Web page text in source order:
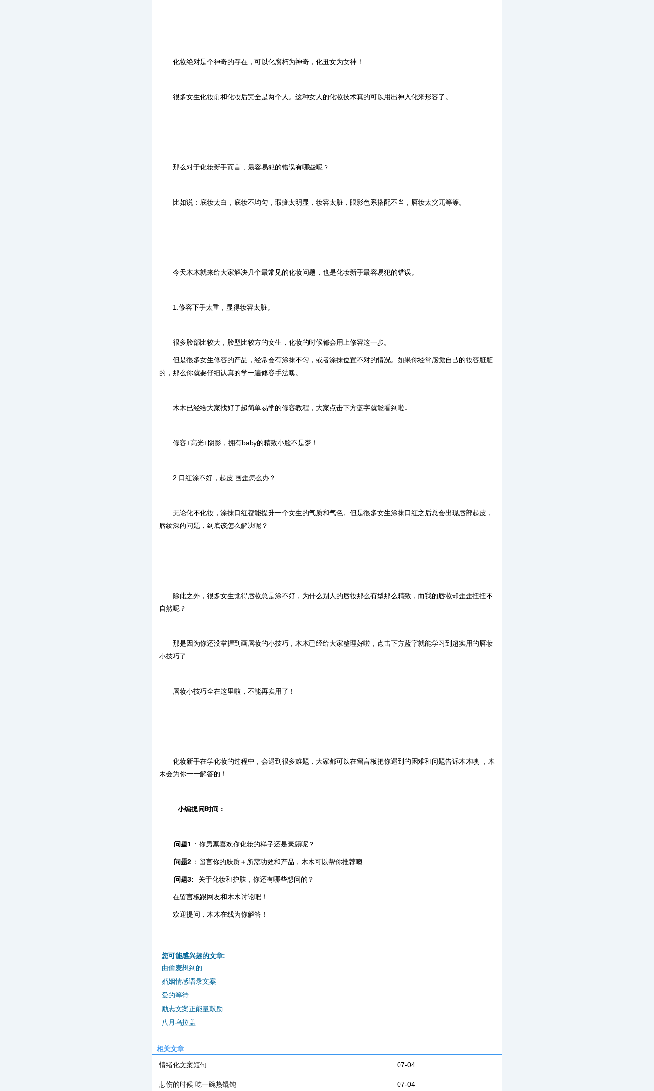
化妆绝对是个神奇的存在，可以化腐朽为神奇，化丑女为女神！
很多女生化妆前和化妆后完全是两个人。这种女人的化妆技术真的可以用出神入化来形容了。
那么对于化妆新手而言，最容易犯的错误有哪些呢？
比如说： 底妆太白，底妆不均匀，瑕疵太明显，妆容太脏，眼影色系搭配不当，唇妆太突兀等等。
今天木木就来给大家解决几个最常见的化妆问题，也是化妆新手最容易犯的错误。
1.修容下手太重，显得妆容太脏。
很多脸部比较大，脸型比较方的女生，化妆的时候都会用上修容这一步。
但是很多女生修容的产品，经常会有涂抹不匀，或者涂抹位置不对的情况。如果你经常感觉自己的妆容脏脏
的，那么你就要仔细认真的学一遍修容手法噢。
木木已经给大家找好了超简单易学的修容教程，大家点击下方蓝字就能看到啦↓
修容+高光+阴影，拥有baby的精致小脸不是梦！
2.口红涂不好，起皮 画歪怎么办？
无论化不化妆，涂抹口红都能提升一个女生的气质和气色。但是很多女生涂抹口红之后总会出现唇部起皮，
唇纹深的问题，到底该怎么解决呢？
除此之外，很多女生觉得唇妆总是涂不好，为什么别人的唇妆那么有型那么精致，而我的唇妆却歪歪扭扭不
自然呢？
那是因为你还没掌握到画唇妆的小技巧，木木已经给大家整理好啦，点击下方蓝字就能学习到超实用的唇妆
小技巧了↓
唇妆小技巧全在这里啦，不能再实用了！
化妆新手在学化妆的过程中，会遇到很多难题，大家都可以在留言板把你遇到的困难和问题告诉木木噢 ，木
木会为你一一解答的！
小编提问时间：
问题1 ：你男票喜欢你化妆的样子还是素颜呢？
问题2 ： 留言你的肤质＋所需功效和产品，木木可以帮你推荐噢
问题3: 关于化妆和护肤，你还有哪些想问的？
在留言板跟网友和木木讨论吧！
欢迎提问，木木在线为你解答！
您可能感兴趣的文章:
由偷麦想到的
婚姻情感语录文案
爱的等待
励志文案正能量鼓励
八月乌拉盖
相关文章
07-04
情绪化文案短句
07-04
悲伤的时候 吃一碗热馄饨